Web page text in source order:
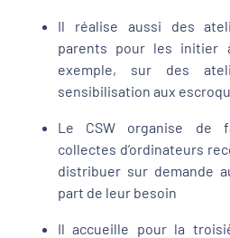
Il réalise aussi des
parents pour les initier
exemple, sur des
sensibilisation aux
Le CSW organise de
collectes d’ordinateurs
distribuer sur demande
part de leur besoin
Il accueille pour la